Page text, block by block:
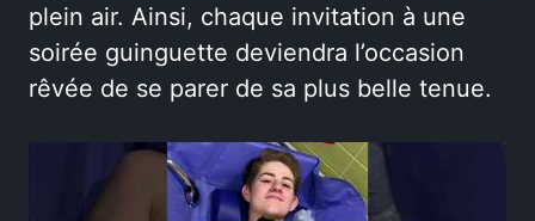
plein air. Ainsi, chaque invitation à une
soirée guinguette deviendra l’occasion
rêvée de se parer de sa plus belle tenue.